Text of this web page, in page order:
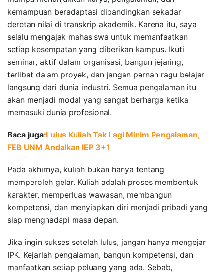
kemampuan beradaptasi dibandingkan sekadar
deretan nilai di transkrip akademik. Karena itu, saya
selalu mengajak mahasiswa untuk memanfaatkan
setiap kesempatan yang diberikan kampus. Ikuti
seminar, aktif dalam organisasi, bangun jejaring,
terlibat dalam proyek, dan jangan pernah ragu belajar
langsung dari dunia industri. Semua pengalaman itu
akan menjadi modal yang sangat berharga ketika
memasuki dunia profesional.
Baca juga:Lulus Kuliah Tak Lagi Minim Pengalaman,
FEB UNM Andalkan IEP 3+1
Pada akhirnya, kuliah bukan hanya tentang
memperoleh gelar. Kuliah adalah proses membentuk
karakter, memperluas wawasan, membangun
kompetensi, dan menyiapkan diri menjadi pribadi yang
siap menghadapi masa depan.
Jika ingin sukses setelah lulus, jangan hanya mengejar
IPK. Kejarlah pengalaman, bangun kompetensi, dan
manfaatkan setiap peluang yang ada. Sebab,